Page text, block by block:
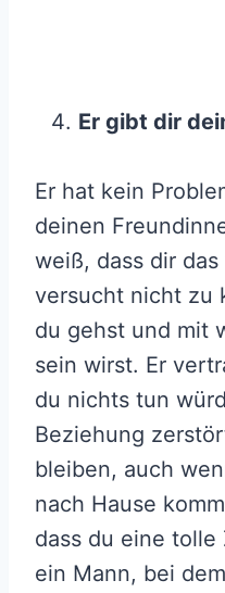
Er gibt dir
Er hat kein
deinen
weiß, dass dir
versucht nicht zu
du gehst und mit
sein wirst. Er
du nichts tun
Beziehung
bleiben, auch
nach Hause
dass du eine
ein Mann, bei